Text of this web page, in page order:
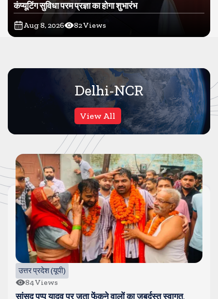
कंप्यूटिंग सुविधा परम प्रज्ञा का होगा शुभारंभ
Aug 8, 2026 82Views
Delhi-NCR
View All
गाजियाबाद
62Views
कसाना-डीजे कांवड-जिसे देखने के लिए लग रहा है लंबा जाम